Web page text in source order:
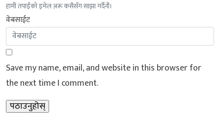
हामी तपाईंको इमेल अरू कसैसँग साझा गर्दैनौं।
वेबसाईट
Save my name, email, and website in this browser for
the next time I comment.